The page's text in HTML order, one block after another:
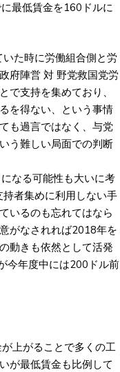
最低賃金を160ドルに
た時に労働組合側と労
府陣営 対 野党救国党労
支持を集めており、
を得ない、という事情
も過言ではなく、与党
う難しい局面での判断
なる可能性も大いに考
者集めに利用しない手
いるのも忘れてはなら
がなされれば2018年を
動きも依然として活発
今年度中には200ドル前
上がることで多くの工
が最低賃金も比例して